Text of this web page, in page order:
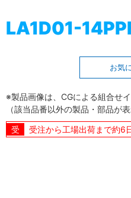
LA1D01-
お気
※製品画像は、CGによる組合せイ
（該当品番以外の製品・部品が
受注から工場出荷まで約6